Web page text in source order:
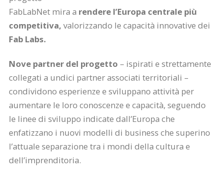
FabLabNet mira a rendere l’Europa centrale più
competitiva, valorizzando le capacità innovative dei
Fab Labs.
Nove partner del progetto – ispirati e strettamente
collegati a undici partner associati territoriali –
condividono esperienze e sviluppano attività per
aumentare le loro conoscenze e capacità, seguendo
le linee di sviluppo indicate dall’Europa che
enfatizzano i nuovi modelli di business che superino
l’attuale separazione tra i mondi della cultura e
dell’imprenditoria.